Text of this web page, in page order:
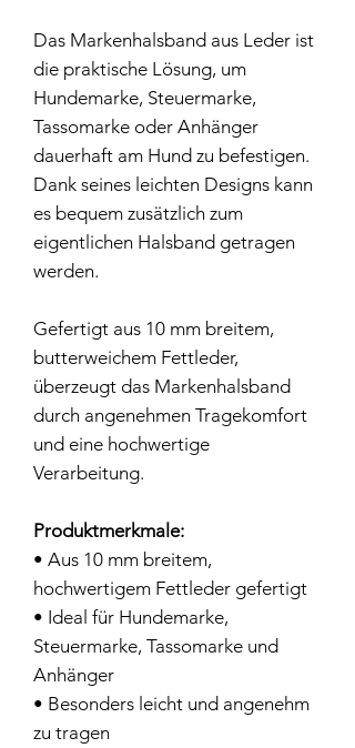
Das Markenhalsband aus Leder ist
die praktische Lösung, um
Hundemarke, Steuermarke,
Tassomarke oder Anhänger
dauerhaft am Hund zu befestigen.
Dank seines leichten Designs kann
es bequem zusätzlich zum
eigentlichen Halsband getragen
werden.
Gefertigt aus 10 mm breitem,
butterweichem Fettleder,
überzeugt das Markenhalsband
durch angenehmen Tragekomfort
und eine hochwertige
Verarbeitung.
Produktmerkmale:
• Aus 10 mm breitem,
hochwertigem Fettleder gefertigt
• Ideal für Hundemarke,
Steuermarke, Tassomarke und
Anhänger
• Besonders leicht und angenehm
zu tragen